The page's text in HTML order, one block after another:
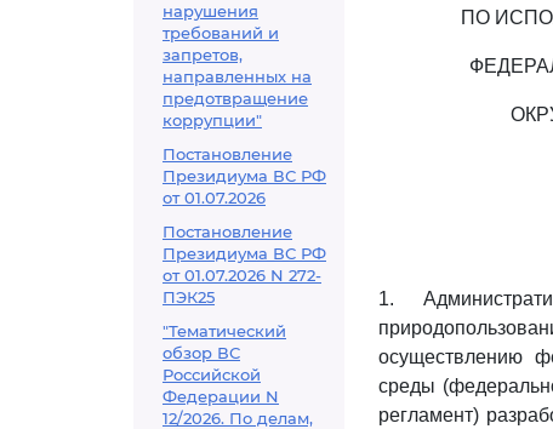
нарушения
требований и
запретов,
направленных на
предотвращение
коррупции"
Постановление
Президиума ВС РФ
от 01.07.2026
Постановление
Президиума ВС РФ
от 01.07.2026 N 272-
ПЭК25
"Тематический
обзор ВС
Российской
Федерации N
12/2026. По делам,
ПО
1.
осуществлению
среды
регламент)